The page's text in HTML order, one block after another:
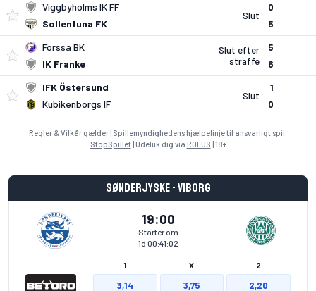
Viggbyholms IK FF
Sollentuna FK
Slut
0
5
Forssa BK
IK Franke
Slut efter
straffe
5
6
IFK Östersund
Kubikenborgs IF
Slut
1
0
Regler & Vilkår gælder | Spillemyndighedens hjælpelinje til ansvarligt spil:
StopSpillet| Udeluk dig via ROFUS | 18+
Sønderjyske - Viborg
19:00
Starter om
1d 00:41:02
1 X 2
3,14 3,75 2,20